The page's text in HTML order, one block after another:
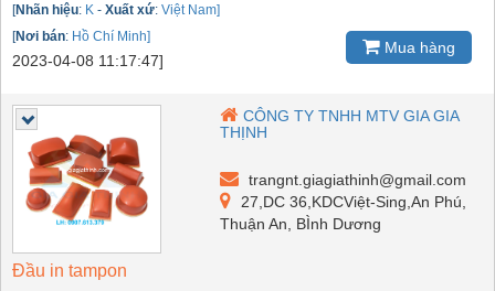
[Nhãn hiệu: K - Xuất xứ: Việt Nam]
[Nơi bán: Hồ Chí Minh]
2023-04-08 11:17:47]
Mua hàng
CÔNG TY TNHH MTV GIA GIA
THỊNH
trangnt.giagiathinh@gmail.com
27,DC 36,KDCViệt-Sing,An Phú,
Thuận An, BÌnh Dương
Đầu in tampon